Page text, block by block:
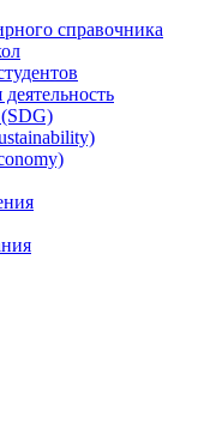
справочника